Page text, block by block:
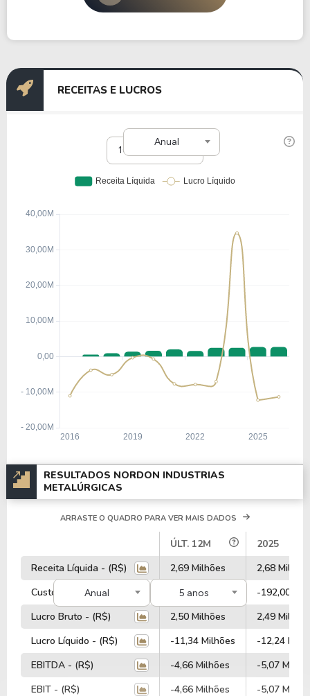
RECEITAS E LUCROS
Anual
10 anos
RESULTADOS NORDON INDUSTRIAS
METALÚRGICAS
Anual 5 anos
ARRASTE O QUADRO PARA VER MAIS DADOS
ÚLT. 12M
2025
Receita Líquida - (R$)
2,69 Milhões
2,68
Custos - (R$)
-192,00 Mil
-192,00 Mil
Lucro Bruto - (R$)
2,50 Milhões
2,49
Lucro Líquido - (R$)
-11,34 Milhões
-12,24
EBITDA - (R$)
-4,66 Milhões
-5,07
EBIT - (R$)
-4,66 Milhões -5,07